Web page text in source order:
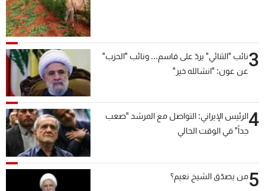
3نائب "الثنائي" يردّ على قاسم... ونائب "الحزب"
عن عون: "انشالله خير"
4الرئيس الإيراني: التواصل مع المرشد "صعب
جداً" في الوقت الحالي
5من يصدّق الشيخ نعيم؟